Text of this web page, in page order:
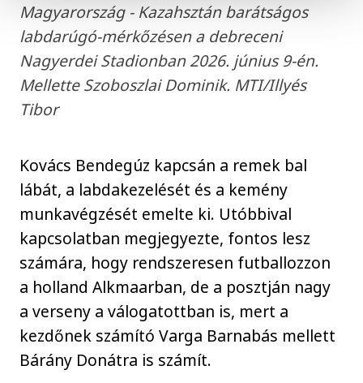
Magyarország - Kazahsztán barátságos
labdarúgó-mérkőzésen a debreceni
Nagyerdei Stadionban 2026. június 9-én.
Mellette Szoboszlai Dominik. MTI/Illyés
Tibor
Kovács Bendegúz kapcsán a remek bal
lábát, a labdakezelését és a kemény
munkavégzését emelte ki. Utóbbival
kapcsolatban megjegyezte, fontos lesz
számára, hogy rendszeresen futballozzon
a holland Alkmaarban, de a posztján nagy
a verseny a válogatottban is, mert a
kezdőnek számító Varga Barnabás mellett
Bárány Donátra is számít.